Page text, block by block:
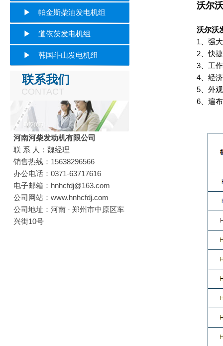
沃尔
沃尔沃
1、强大的
2、快捷
3、工作
4、经济
5、外观
6、遍布全
▶ 帕金斯柴油发电机组
▶ 道依茨发电机组
▶ 韩国斗山发电机组
联系我们
CONTACT
河南河柴发动机有限公司
联 系 人：魏经理
销售热线：15638296566
办公电话：0371-63717616
电子邮箱：hnhcfdj@163.com
公司网站：www.hnhcfdj.com
公司地址：河南 · 郑州市中原区车
兴街10号